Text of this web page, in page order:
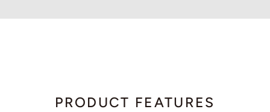
PRODUCT FEATURES